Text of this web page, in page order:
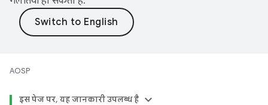
AOSP
इस पेज पर, यह जानकारी उपलब्ध है